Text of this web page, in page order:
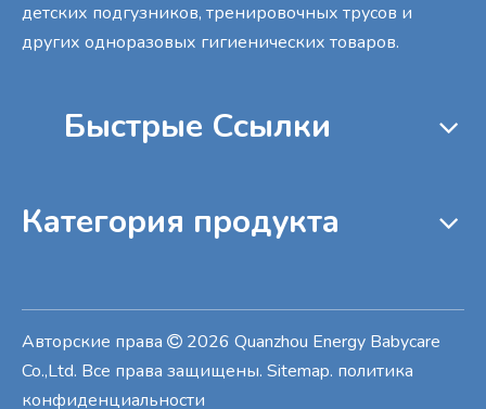
детских подгузников, тренировочных трусов и
других одноразовых гигиенических товаров.
Быстрые Cсылки
Категория продукта
Авторские права  2026 Quanzhou Energy Babycare
Co.,Ltd. Все права защищены. Sitemap. политика
конфиденциальности